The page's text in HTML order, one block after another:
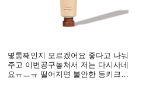
몇통째인지 모르겠어요 좋다고 나눠
주고 이번공구놓쳐서 저는 다시사네
요ㅠㅡㅠ 떨어지면 불안한 동키크